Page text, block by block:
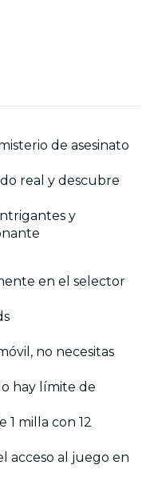
de asesinato
real y descubre
y
en el selector
no necesitas
hay límite de
1 milla con 12
acceso al juego en